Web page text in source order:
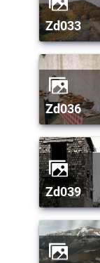
zd033
zd036
zd039